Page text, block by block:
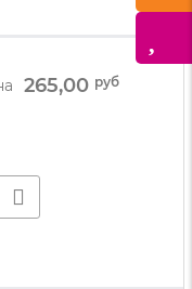
265,00 руб